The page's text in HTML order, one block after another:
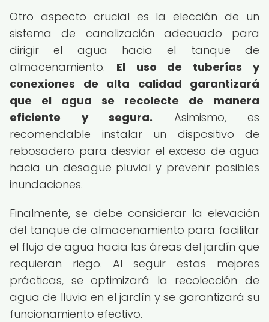
Otro aspecto crucial es la elección de un
sistema de canalización adecuado para
dirigir el agua hacia el tanque de
almacenamiento. El uso de tuberías y
conexiones de alta calidad garantizará
que el agua se recolecte de manera
eficiente y segura. Asimismo, es
recomendable instalar un dispositivo de
rebosadero para desviar el exceso de agua
hacia un desagüe pluvial y prevenir posibles
inundaciones.
Finalmente, se debe considerar la elevación
del tanque de almacenamiento para facilitar
el flujo de agua hacia las áreas del jardín que
requieran riego. Al seguir estas mejores
prácticas, se optimizará la recolección de
agua de lluvia en el jardín y se garantizará su
funcionamiento efectivo.